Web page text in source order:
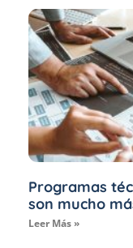
Programas
son mucho
Leer Más »